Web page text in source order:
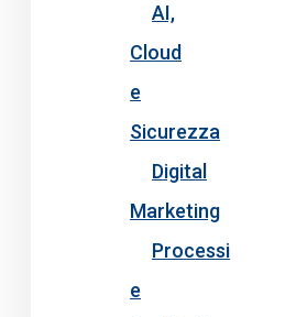
AI,
Cloud
e
Sicurezza
Digital
Marketing
Processi
e